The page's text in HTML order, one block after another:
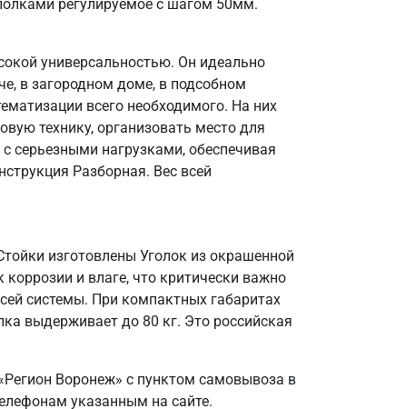
регулируемое с шагом 50мм.
универсальностью. Он идеально
в загородном доме, в подсобном
всего необходимого. На них
технику, организовать место для
серьезными нагрузками, обеспечивая
Разборная. Вес всей
изготовлены Уголок из окрашенной
и влаге, что критически важно
системы. При компактных габаритах
выдерживает до 80 кг. Это российская
Воронеж» с пунктом самовывоза в
указанным на сайте.